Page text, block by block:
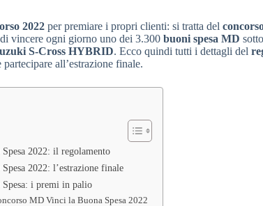
2022 per premiare i propri clienti: si tratta del
vincere ogni giorno uno dei 3.300 buoni spesa MD
S-Cross HYBRID. Ecco quindi tutti i dettagli del
all’estrazione finale.
2022: il regolamento
2022: l’estrazione finale
i premi in palio
MD Vinci la Buona Spesa 2022